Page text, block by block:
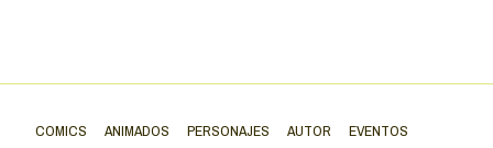
COMICS ANIMADOS PERSONAJES AUTOR EVENTOS